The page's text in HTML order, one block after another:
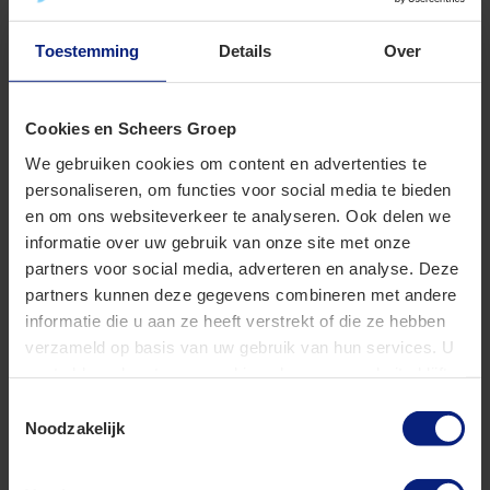
Toestemming Details Over
Cookies en Scheers Groep
We gebruiken cookies om content en advertenties te
personaliseren, om functies voor social media te bieden
en om ons websiteverkeer te analyseren. Ook delen we
informatie over uw gebruik van onze site met onze
partners voor social media, adverteren en analyse. Deze
partners kunnen deze gegevens combineren met andere
informatie die u aan ze heeft verstrekt of die ze hebben
verzameld op basis van uw gebruik van hun services. U
Noodzakelijk
Hoensbroek